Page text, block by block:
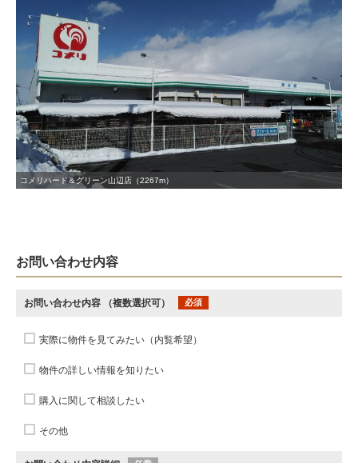
コメリハード＆グリーン山辺店（2267m）
お問い合わせ内容
お問い合わせ内容 （複数選択可） 必須
実際に物件を見てみたい（内覧希望）
物件の詳しい情報を知りたい
購入に関して相談したい
その他